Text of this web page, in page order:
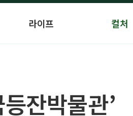
라이프 컬처
잔박물관’